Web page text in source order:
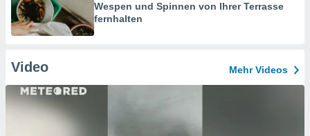
Wespen und Spinnen von Ihrer Terrasse
fernhalten
Video Mehr Videos